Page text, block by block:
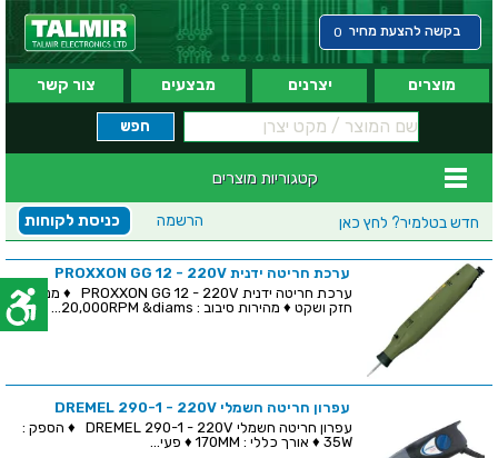
בקשה להצעת מחיר 0
מוצרים יצרנים מבצעים צור קשר
קטגוריות מוצרים
חדש בטלמיר? לחץ כאן כניסת לקוחות הרשמה
ערכת חריטה ידנית PROXXON GG 12 - 220V
ערכת חריטה ידנית PROXXON GG 12 - 220V ♦ מנוע
חזק ושקט ♦ מהירות סיבוב : 20,000RPM &diams...
עפרון חריטה חשמלי DREMEL 290-1 - 220V
עפרון חריטה חשמלי DREMEL 290-1 - 220V ♦ הספק :
35W ♦ אורך כללי : 170MM ♦ פעי...